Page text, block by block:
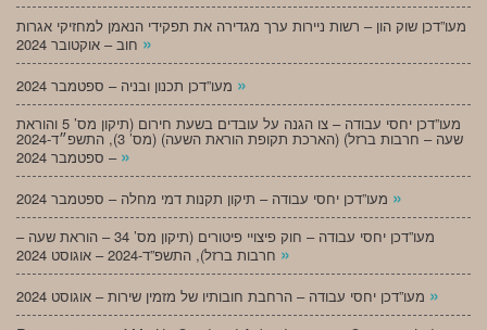
מעו”דכן שוק הון – רשות ניירות ערך מגדירה את תפקידי הנאמן למחזיקי אגרות
»
»
מעו”דכן יחסי עבודה – צו הגנה על עובדים בשעת חירום (תיקון מס’ 5 והוראת
שעה – חרבות ברזל) (הארכת תקופת הוראת השעה) (מס’ 3), התשפ״ד-2024
– ספטמבר 2024 »
»
מעו”דכן יחסי עבודה – חוק פיצויי פיטורים (תיקון מס’ 34 – הוראת שעה –
»
»